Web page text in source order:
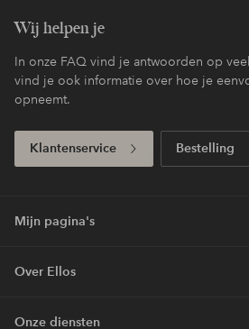
Wij helpen je
In onze FAQ vind je antwoorden op
vind je ook informatie over hoe je
opneemt.
Klantenservice Bestelling
Mijn pagina's
Over Ellos
Onze diensten